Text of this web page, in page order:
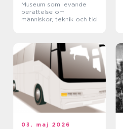
Museum som levande
berättelse om
människor, teknik och tid
03. maj 2026